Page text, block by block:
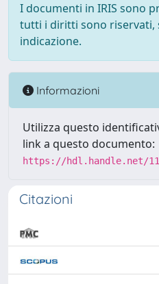
I documenti in IRIS sono
tutti i diritti sono riservati,
indicazione.
Informazioni
Utilizza questo
link a questo documento:
https://hdl.handle.net/
Citazioni